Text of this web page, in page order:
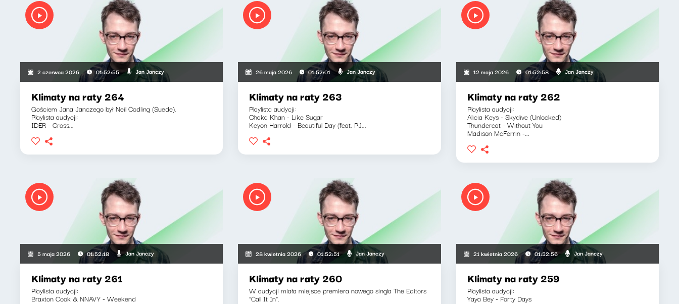
2 czerwca 2026 01:52:55 Jan Janczy
Klimaty na raty 264
Gościem Jana Janczego był Neil Codling (Suede).
Playlista audycji:
IDER - Cross...
26 maja 2026 01:52:01 Jan Janczy
Klimaty na raty 263
Playlista audycji:
Chaka Khan - Like Sugar
Keyon Harrold - Beautiful Day (feat. PJ...
12 maja 2026 01:52:58 Jan Janczy
Klimaty na raty 262
Playlista audycji:
Alicia Keys - Skydive (Unlocked)
Thundercat - Without You
Madison McFerrin -...
5 maja 2026 01:52:18 Jan Janczy
Klimaty na raty 261
Playlista audycji:
Braxton Cook & NNAVY - Weekend
28 kwietnia 2026 01:52:51 Jan Janczy
Klimaty na raty 260
W audycji miała miejsce premiera nowego singla The Editors
"Call It In".
21 kwietnia 2026 01:52:56 Jan Janczy
Klimaty na raty 259
Playlista audycji:
Yaya Bey - Forty Days